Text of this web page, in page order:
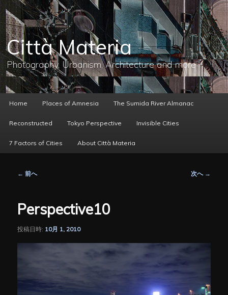
メ
イ
ン
コ
ン
テ
ン
へ
移
動
Città Materia
Photography, Urbanism, Architecture and more
ー
Home Places of Amnesia The Sumida River Almanac
Reconstructed Tokyo Perspective Invisible Cities
7 Factors of Cities About Città Materia
ビ
ゲ
シ
← 前へ 次へ →
Perspective10
投稿日時: 10月 1, 2010